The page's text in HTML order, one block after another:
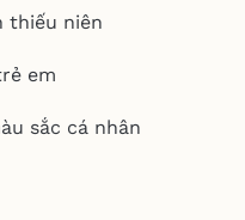
thiếu niên
em
sắc cá nhân